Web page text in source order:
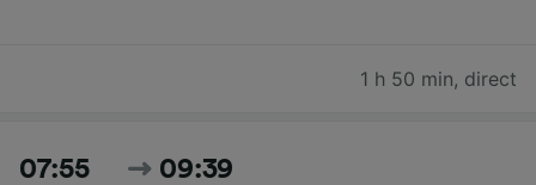
1 h 50 min, direct
07:55 09:39